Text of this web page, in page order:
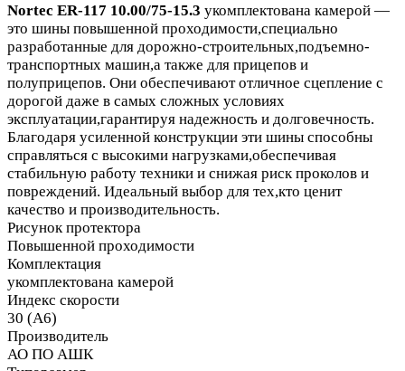
Nortec ER-117 10.00/75-15.3 укомплектована камерой —
это шины повышенной проходимости,специально
разработанные для дорожно-строительных,подъемно-
транспортных машин,а также для прицепов и
полуприцепов. Они обеспечивают отличное сцепление с
дорогой даже в самых сложных условиях
эксплуатации,гарантируя надежность и долговечность.
Благодаря усиленной конструкции эти шины способны
справляться с высокими нагрузками,обеспечивая
стабильную работу техники и снижая риск проколов и
повреждений. Идеальный выбор для тех,кто ценит
качество и производительность.
Рисунок протектора
Повышенной проходимости
Комплектация
укомплектована камерой
Индекс скорости
30 (A6)
Производитель
АО ПО АШК